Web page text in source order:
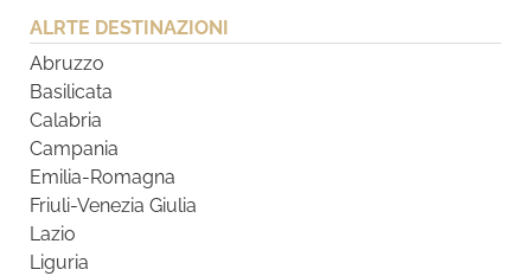
ALRTE DESTINAZIONI
Abruzzo
Basilicata
Calabria
Campania
Emilia-Romagna
Friuli-Venezia Giulia
Lazio
Liguria